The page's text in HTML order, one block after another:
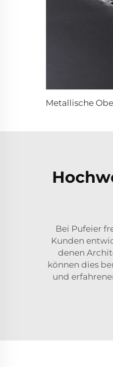
Bei Pufeier
Kunden
denen
können dies
und